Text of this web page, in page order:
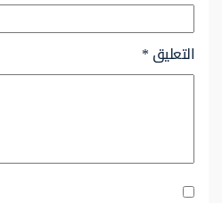
التعليق*